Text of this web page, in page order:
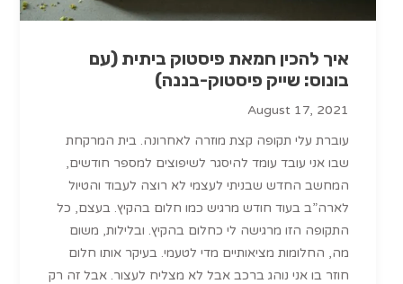
איך להכין חמאת פיסטוק ביתית (עם
בונוס: שייק פיסטוק-בננה)
August 17, 2021
עוברת עלי תקופה קצת מוזרה לאחרונה. בית המרקחת
שבו אני עובד עומד להיסגר לשיפוצים למספר חודשים,
המחשב החדש שבניתי לעצמי לא רוצה לעבוד והטיול
לארה”ב בעוד חודש מרגיש כמו חלום בהקיץ. בעצם, כל
התקופה הזו מרגישה לי כחלום בהקיץ. ובלילות, משום
מה, החלומות מציאותיים מדי לטעמי. בעיקר אותו חלום
חוזר בו אני נוהג ברכב אבל לא מצליח לעצור. אבל זה רק